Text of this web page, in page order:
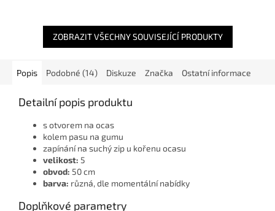
období...
či...
ZOBRAZIT VŠECHNY SOUVISEJÍCÍ PRODUKTY
Popis Podobné (14) Diskuze Značka Ostatní informace
Detailní popis produktu
s otvorem na ocas
kolem pasu na gumu
zapínání na suchý zip u kořenu ocasu
velikost: 5
obvod: 50 cm
barva: různá, dle momentální nabídky
Doplňkové parametry